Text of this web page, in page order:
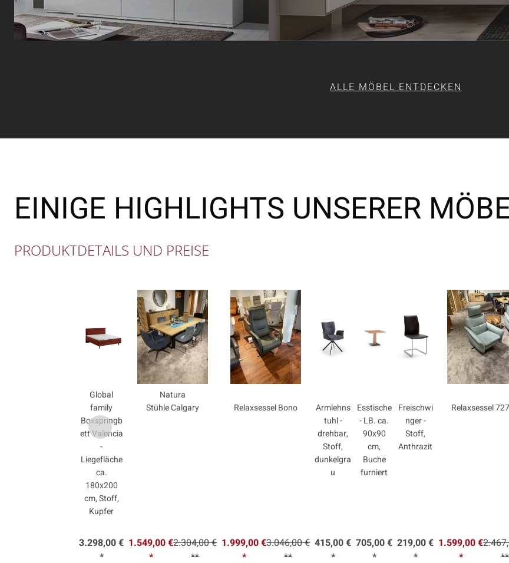
ALLE MÖBEL ENTDECKEN
EINIGE HIGHLIGHTS UNSERER
PRODUKTDETAILS UND PREISE
Global
family
Boxspringb
ett Valencia
-
Liegefläche
ca.
180x200
cm, Stoff,
Kupfer
3.298,00 €
*
Natura
Stühle Calgary
1.549,00 €
*
2.304,00 €
**
Relaxsessel Bono
1.999,00 €
*
3.046,00 €
**
Armlehns
tuhl -
drehbar,
Stoff,
dunkelgra
u
415,00 €
*
Esstische
- LB. ca.
90x90
cm,
Buche
furniert
705,00 €
*
Freischwi
nger -
Stoff,
Anthrazit
219,00 €
*
Relaxsessel
1.599,00 €
*
**